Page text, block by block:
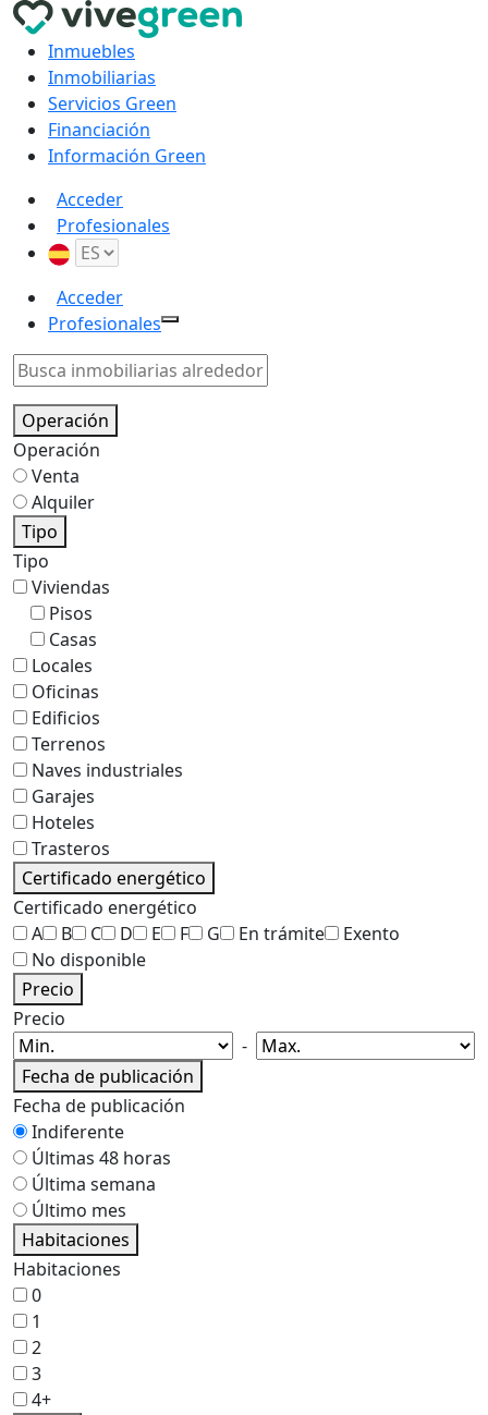
Inmuebles
Inmobiliarias
Servicios Green
Financiación
Información Green
Acceder
Profesionales
Acceder
Profesionales
Operación
Operación
Venta
Alquiler
Tipo
Tipo
Viviendas
Pisos
Casas
Locales
Oficinas
Edificios
Terrenos
Naves industriales
Garajes
Hoteles
Trasteros
Certificado energético
Certificado energético
A
B C D E F G En trámite
Exento
No disponible
Precio
Precio
-
Fecha de publicación
Fecha de publicación
Indiferente
Últimas 48 horas
Última semana
Último mes
Habitaciones
Habitaciones
0
1
2
3
4+